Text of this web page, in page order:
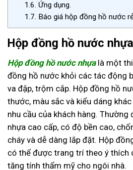
1.6. Ứng dụng.
1.7. Báo giá hộp đồng hồ nước
Hộp đồng hồ nước
Hộp đồng hồ nước nhựa là một
đồng hồ nước khỏi các tác động
va đập, trộm cắp. Hộp đồng hồ
thước, màu sắc và kiểu dáng
nhu cầu của khách hàng.
nhựa cao cấp, có độ bền cao,
cháy và dễ dàng lắp đặt. Hộp
có thể được trang trí theo ý thích
tăng tính thẩm mỹ cho ngôi nhà.